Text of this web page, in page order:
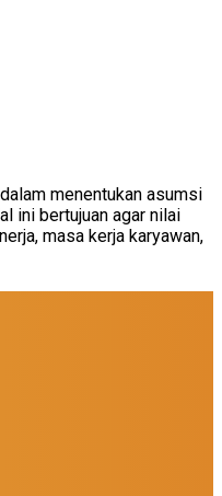
menentukan asumsi
ini bertujuan agar nilai
masa kerja karyawan,